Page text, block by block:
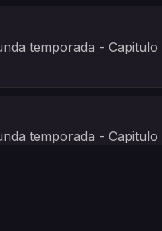
temporada - Capitulo
temporada - Capitulo